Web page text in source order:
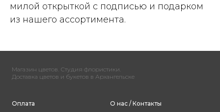
милой открыткой с подписью и подарком
из нашего ассортимента.
Магазин цветов. Студия флористики.
Доставка цветов и букетов в Архангельске
Оплата
О нас / Контакты